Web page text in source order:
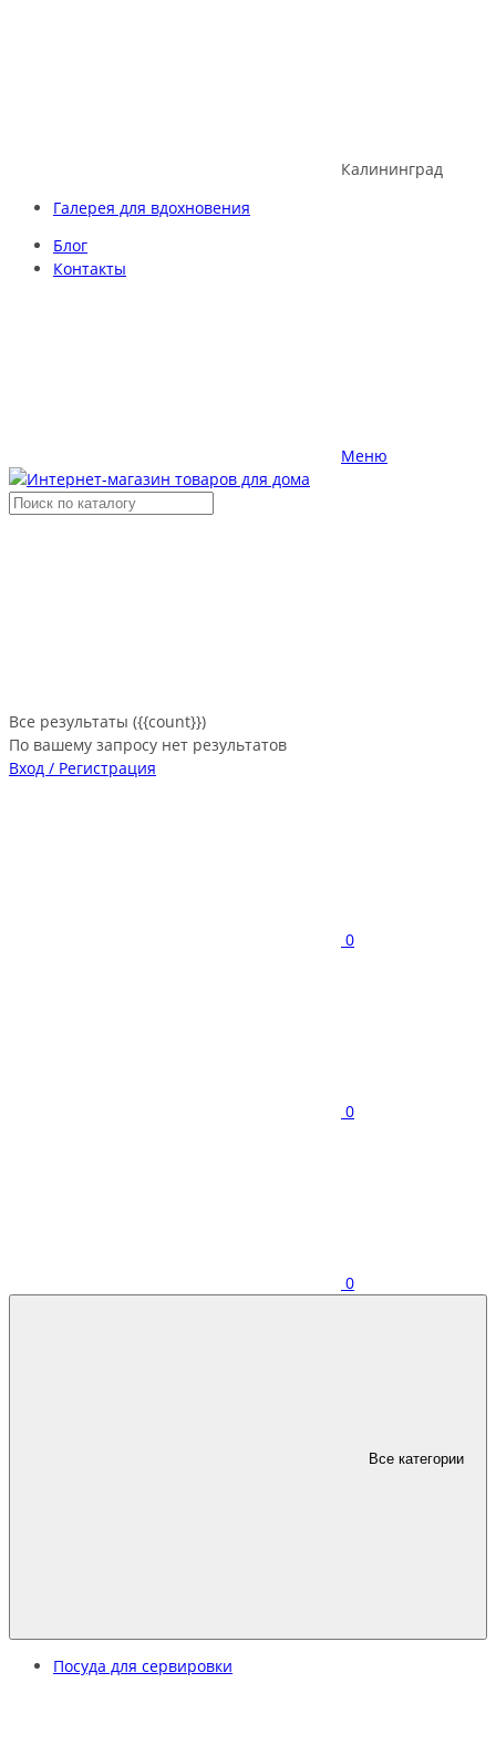
Калининград
Галерея для вдохновения
Блог
Контакты
Меню
Все результаты ({{count}})
По вашему запросу нет результатов
Вход / Регистрация
0
0
0
Все категории
Посуда для сервировки